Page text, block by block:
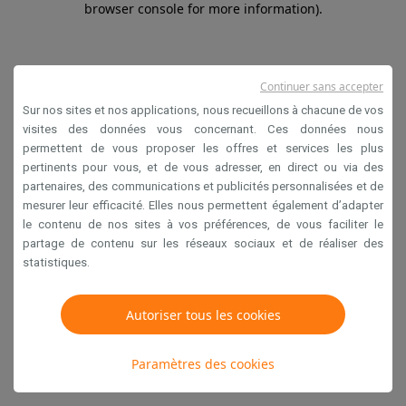
browser console for more information).
Sur nos sites et nos applications, nous recueillons à chacune de vos
visites des données vous concernant. Ces données nous
permettent de vous proposer les offres et services les plus
pertinents pour vous, et de vous adresser, en direct ou via des
partenaires, des communications et publicités personnalisées et de
mesurer leur efficacité. Elles nous permettent également d’adapter
le contenu de nos sites à vos préférences, de vous faciliter le
partage de contenu sur les réseaux sociaux et de réaliser des
statistiques.
Autoriser tous les cookies
Paramètres des cookies
Continuer sans accepter